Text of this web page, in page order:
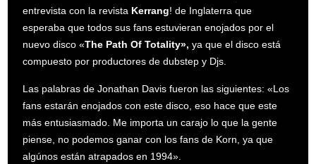
entrevista con la revista Kerrang! de Inglaterra que
esperaba que todos sus fans estuvieran enojados por el
nuevo disco «The Path Of Totality», ya que el disco está
compuesto por productores de dubstep y Djs.
Las palabras de Jonathan Davis fueron las siguientes: «Los
fans estarán enojados con este disco, eso hace que este
más entusiasmado. Me importa un carajo lo que la gente
piense, no podemos ganar con los fans de Korn, ya que
algúnos están atrapados en 1994».